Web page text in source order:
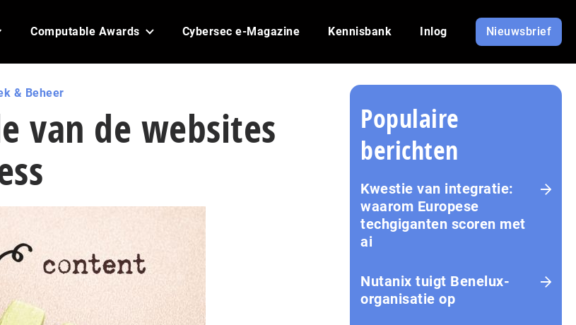
Computable Awards Cybersec e-Magazine Kennisbank Inlog Nieuwsbrief
& Beheer
van de websites
Populaire
berichten
Kwestie van integratie:
waarom Europese
techgiganten scoren met
ai
Nutanix tuigt Benelux-
organisatie op